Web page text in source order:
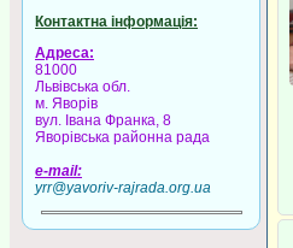
Контактна інформація:
Адреса:
81000
Львівська обл.
м. Яворів
вул. Івана Франка, 8
Яворівська районна рада
e-mail:
yrr@yavoriv-rajrada.org.ua